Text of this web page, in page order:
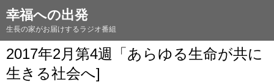
幸福への出発
生長の家がお届けするラジオ番組
2017年2月第4週「あらゆる生命が共に
生きる社会へ]